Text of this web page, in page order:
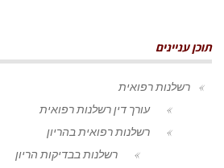
תוכן עניינים
רשלנות רפואית
עורך דין רשלנות רפואית
רשלנות רפואית בהריון
רשלנות בבדיקות הריון